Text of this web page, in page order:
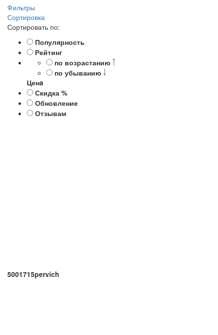
Фильтры
Сортировка
Сортировать по:
Популярность
Рейтинг
по возрастанию
по убыванию
Ценa
Скидка %
Обновление
Отзывам
5001715pervich